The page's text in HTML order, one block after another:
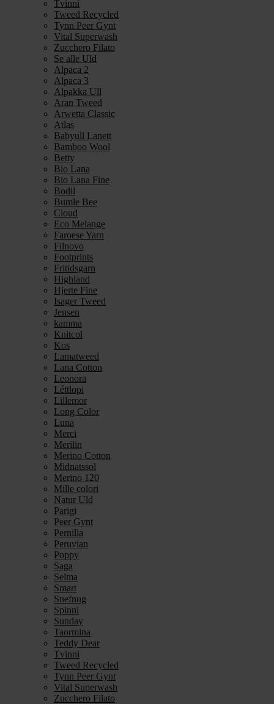
Tvinni
Tweed Recycled
Tynn Peer Gynt
Vital Superwash
Zucchero Filato
Se alle Uld
Alpaca 2
Alpaca 3
Alpakka Ull
Aran Tweed
Arwetta Classic
Atlas
Babyull Lanett
Bamboo Wool
Betty
Bio Lana
Bio Lana Fine
Bodil
Bumle Bee
Cloud
Eco Melange
Faroese Yarn
Filnovo
Footprints
Fritidsgarn
Highland
Hjerte Fine
Isager Tweed
Jensen
kamma
Knitcol
Kos
Lamatweed
Lana Cotton
Leonora
Léttlopi
Lillemor
Long Color
Luna
Merci
Merilin
Merino Cotton
Midnatssol
Merino 120
Mille colori
Natur Uld
Parigi
Peer Gynt
Pernilla
Peruvian
Poppy
Saga
Selma
Smart
Snefnug
Spinni
Sunday
Taormina
Teddy Dear
Tvinni
Tweed Recycled
Tynn Peer Gynt
Vital Superwash
Zucchero Filato